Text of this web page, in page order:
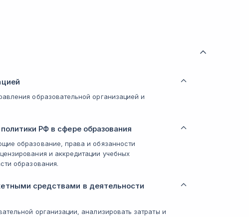
образовательной организацией и
РФ в сфере образования
образование, права и обязанности
и аккредитации учебных
образования.
средствами в деятельности
организации, анализировать затраты и